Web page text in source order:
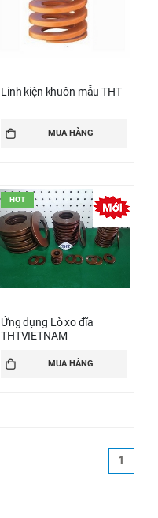
Linh kiện khuôn mẫu THT
MUA HÀNG
HOT
Ứng dụng Lò xo đĩa
THTVIETNAM
MUA HÀNG
1